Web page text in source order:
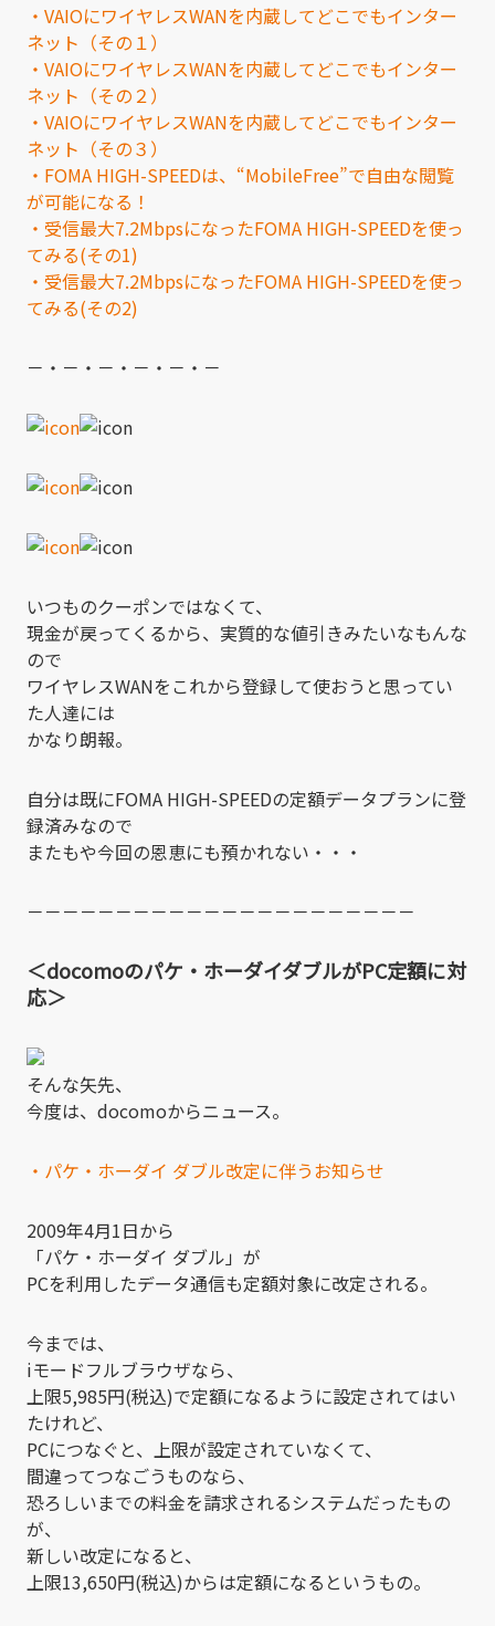
・VAIOにワイヤレスWANを内蔵してどこでもインター
ネット（その１）
・VAIOにワイヤレスWANを内蔵してどこでもインター
ネット（その２）
・VAIOにワイヤレスWANを内蔵してどこでもインター
ネット（その３）
・FOMA HIGH-SPEEDは、“MobileFree”で自由な閲覧
が可能になる！
・受信最大7.2MbpsになったFOMA HIGH-SPEEDを使っ
てみる(その1)
・受信最大7.2MbpsになったFOMA HIGH-SPEEDを使っ
てみる(その2)
－・－・－・－・－・－
いつものクーポンではなくて、
現金が戻ってくるから、実質的な値引きみたいなもんな
ので
ワイヤレスWANをこれから登録して使おうと思ってい
た人達には
かなり朗報。
自分は既にFOMA HIGH-SPEEDの定額データプランに登
録済みなので
またもや今回の恩恵にも預かれない・・・
－－－－－－－－－－－－－－－－－－－－－－
＜docomoのパケ・ホーダイダブルがPC定額に対
応＞
そんな矢先、
今度は、docomoからニュース。
・パケ・ホーダイ ダブル改定に伴うお知らせ
2009年4月1日から
「パケ・ホーダイ ダブル」が
PCを利用したデータ通信も定額対象に改定される。
今までは、
iモードフルブラウザなら、
上限5,985円(税込)で定額になるように設定されてはい
たけれど、
PCにつなぐと、上限が設定されていなくて、
間違ってつなごうものなら、
恐ろしいまでの料金を請求されるシステムだったもの
が、
新しい改定になると、
上限13,650円(税込)からは定額になるというもの。